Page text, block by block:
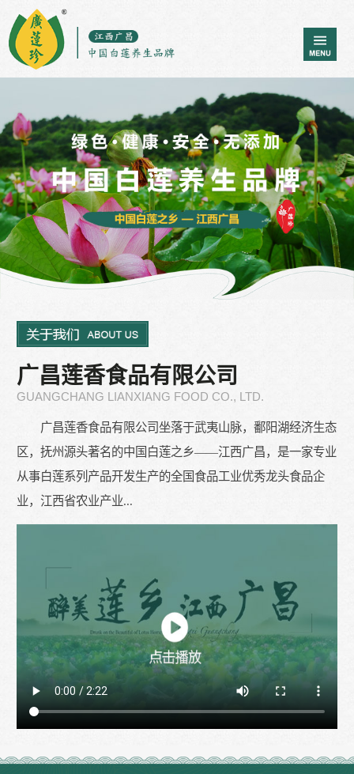
广昌莲香食品有限公司
GUANGCHANG LIANXIANG FOOD CO., LTD.
广昌莲香食品有限公司坐落于武夷山脉，鄱阳湖经济生态
区，抚州源头著名的中国白莲之乡——江西广昌，是一家专业
从事白莲系列产品开发生产的全国食品工业优秀龙头食品企
业，江西省农业产业...